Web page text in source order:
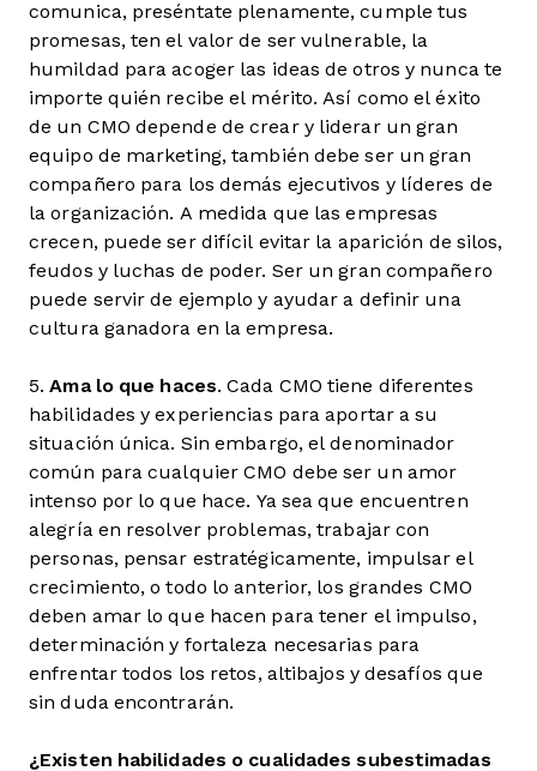
comunica, preséntate plenamente, cumple tus
promesas, ten el valor de ser vulnerable, la
humildad para acoger las ideas de otros y nunca te
importe quién recibe el mérito. Así como el éxito
de un CMO depende de crear y liderar un gran
equipo de marketing, también debe ser un gran
compañero para los demás ejecutivos y líderes de
la organización. A medida que las empresas
crecen, puede ser difícil evitar la aparición de silos,
feudos y luchas de poder. Ser un gran compañero
puede servir de ejemplo y ayudar a definir una
cultura ganadora en la empresa.
5.Ama lo que haces. Cada CMO tiene diferentes
habilidades y experiencias para aportar a su
situación única. Sin embargo, el denominador
común para cualquier CMO debe ser un amor
intenso por lo que hace. Ya sea que encuentren
alegría en resolver problemas, trabajar con
personas, pensar estratégicamente, impulsar el
crecimiento, o todo lo anterior, los grandes CMO
deben amar lo que hacen para tener el impulso,
determinación y fortaleza necesarias para
enfrentar todos los retos, altibajos y desafíos que
sin duda encontrarán.
¿Existen habilidades o cualidades subestimadas